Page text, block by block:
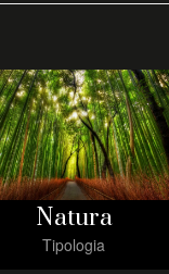
Natura
Tipologia